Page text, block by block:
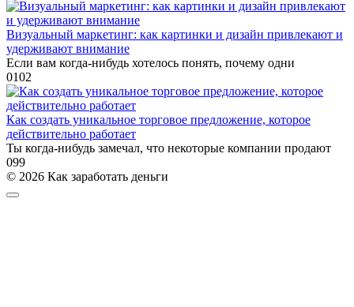
Визуальный маркетинг: как картинки и дизайн привлекают и
удерживают внимание
Если вам когда-нибудь хотелось понять, почему одни
0102
Как создать уникальное торговое предложение, которое
действительно работает
Ты когда-нибудь замечал, что некоторые компании продают
099
© 2026 Как заработать деньги